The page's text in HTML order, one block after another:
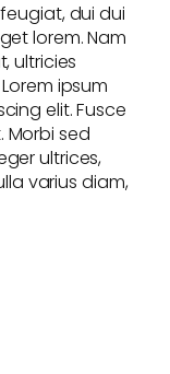
dui dui
lorem. Nam
ultricies
ipsum
elit. Fusce
Morbi sed
ultrices,
varius diam,